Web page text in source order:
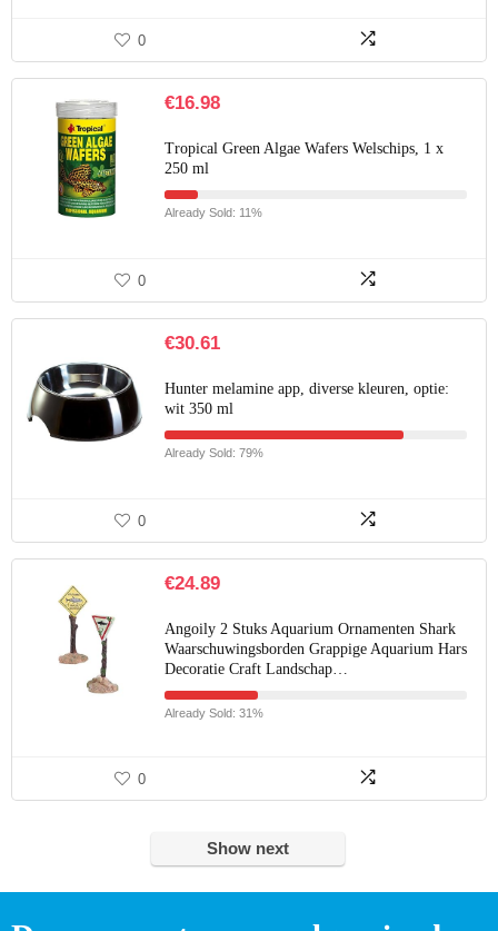
0
€16.98
Tropical Green Algae Wafers Welschips, 1 x
250 ml
Already Sold: 11%
0
€30.61
Hunter melamine app, diverse kleuren, optie:
wit 350 ml
Already Sold: 79%
0
€24.89
Angoily 2 Stuks Aquarium Ornamenten Shark
Waarschuwingsborden Grappige Aquarium Hars
Decoratie Craft Landschap…
Already Sold: 31%
0
Show next